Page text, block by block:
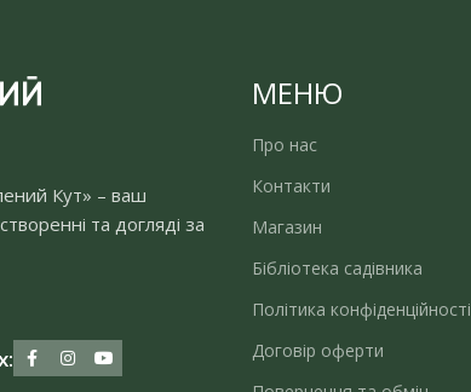
Кут» – ваш
та догляді за
МЕНЮ
Про нас
Контакти
Магазин
Бібліотека садівника
Політика конфіденційності
Договір оферти